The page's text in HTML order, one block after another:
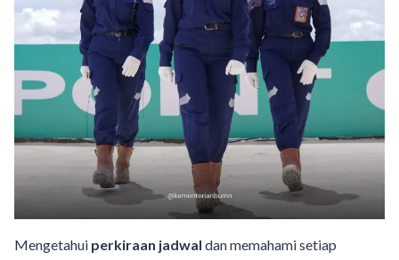
Mengetahui perkiraan jadwal dan memahami setiap